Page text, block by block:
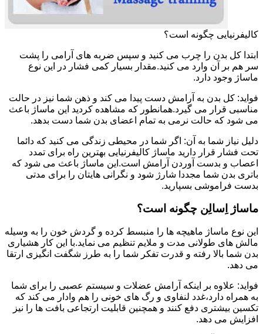
کالیفرنیایی چگونه است؟
ابتدا کل بدن را چرب می کنید و سپس ضربه های آرامی را پشت
سر هم بر آن وارد می کنید.مقدار بسیار کمی فشار در این نوع
ماساژ وجود دارد.
فواید: کل بدن به آرامش دست پیدا می کند و ذهن شما نیز در حالت
مناسبی قرار می گیرد.همانطور که مشاهده کردید این ماساژ باعث
می شود که حالت نرمی به تمام اعضای بدن شما دست بدهد.
دلیل نیاز شما به آن: اگر شما در محیطی زندگی می کنید که دائما
تحت فشار قرار دارید ماساژ کالیفرنیایی بهترین راه برای تمدد
اعصاب و بدست آوردن آرامش است.این ماساژ باعث می شود که
باتری بدن شما مجددا شارژ شود و نگرانی هایتان را برای مدتی
بدست فراموشی بسپارید.
ماساژ اِسالِن چگونه است؟
این نوع ماساژ ماهیچه ها را منبسط کرده و گردش خون را به وسیله
مالش های طولانی مدت و ملایم تنظیم می نماید.با این کار هشیاری
بدن شما بالا رفته و قدرت تفکر شما را به طرز شگفت انگیزی ارتقا
می دهد.
فواید: علاوه بر اینکه آرامش عضلات و سیستم عصبی را برای شما
به همراه دارد،غدد لنفاوی و رگ های خونی را هم وادار می کند که
تکسین بیشتری دفع کنند و همچنین قابلیت ارتجاعی بافت ها را نیز
افزایش می دهد.